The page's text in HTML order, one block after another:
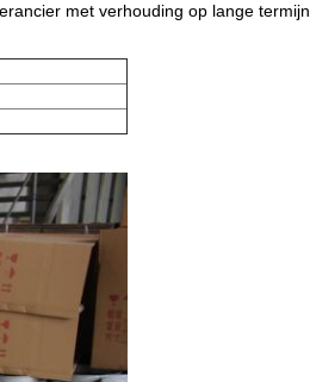
met verhouding op lange termijn